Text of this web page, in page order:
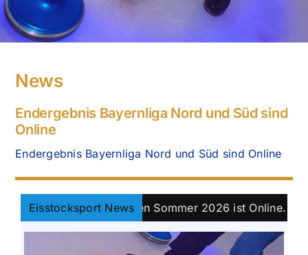
News
Endergebnis Bayernliga Nord und Süd sind
Online
Endergebnis Bayernliga Nord und Süd sind Online
Eisstocksport News
Bayernpokal Damen Sommer 2026 ist Online. ||